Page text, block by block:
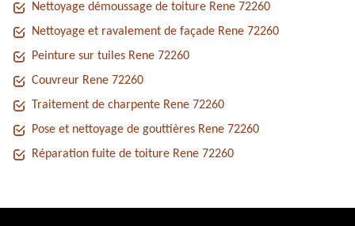
Nettoyage démoussage de toiture Rene 72260
Nettoyage et ravalement de façade Rene 72260
Peinture sur tuiles Rene 72260
Couvreur Rene 72260
Traitement de charpente Rene 72260
Pose et nettoyage de gouttières Rene 72260
Réparation fuite de toiture Rene 72260